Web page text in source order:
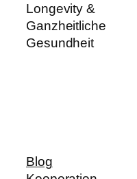
Longevity &
Ganzheitliche
Gesundheit
Blog